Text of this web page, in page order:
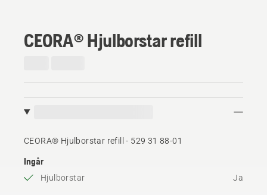
CEORA® Hjulborstar refill
CEORA® Hjulborstar refill - 529 31 88‑01
Ingår
Hjulborstar Ja